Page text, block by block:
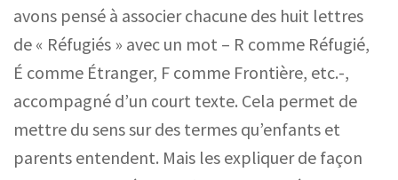
avons pensé à associer chacune des huit lettres
de « Réfugiés » avec un mot – R comme Réfugié,
É comme Étranger, F comme Frontière, etc.-,
accompagné d’un court texte. Cela permet de
mettre du sens sur des termes qu’enfants et
parents entendent. Mais les expliquer de façon